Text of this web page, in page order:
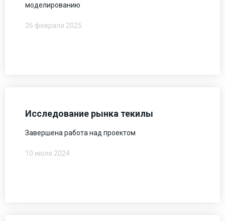
моделированию
26 февраля 2025
Исследование рынка текилы
Завершена работа над проектом
10 июля 2024